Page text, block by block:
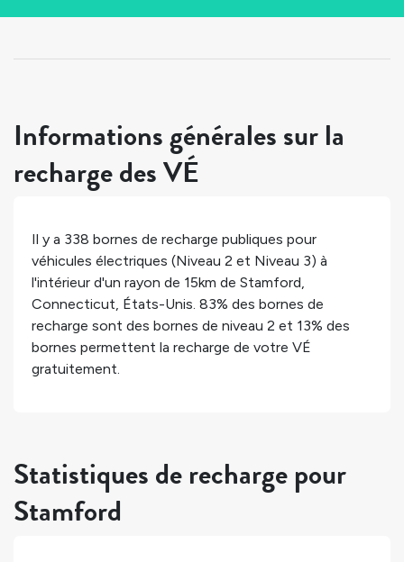
Informations générales sur la
recharge des VÉ
Il y a 338 bornes de recharge publiques pour
véhicules électriques (Niveau 2 et Niveau 3) à
l'intérieur d'un rayon de 15km de Stamford,
Connecticut, États-Unis. 83% des bornes de
recharge sont des bornes de niveau 2 et 13% des
bornes permettent la recharge de votre VÉ
gratuitement.
Statistiques de recharge pour
Stamford